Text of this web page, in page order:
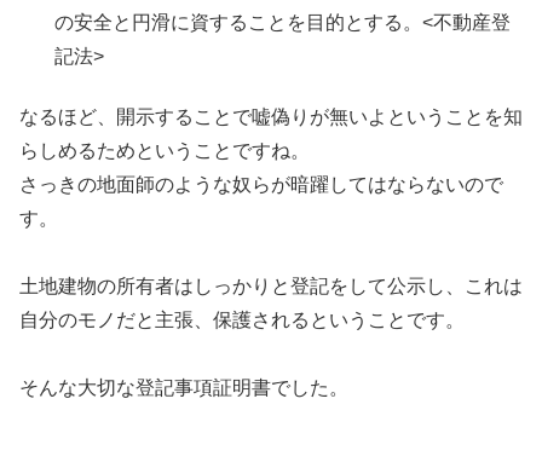
の安全と円滑に資することを目的とする。<不動産登
記法>
なるほど、開示することで嘘偽りが無いよということを知
らしめるためということですね。
さっきの地面師のような奴らが暗躍してはならないので
す。
土地建物の所有者はしっかりと登記をして公示し、これは
自分のモノだと主張、保護されるということです。
そんな大切な登記事項証明書でした。